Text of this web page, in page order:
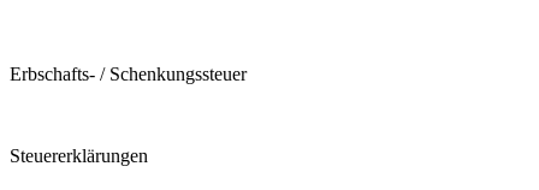
Erbschafts- / Schenkungssteuer
Steuererklärungen